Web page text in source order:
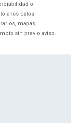
o
a los datos
mapas,
sin previo aviso.